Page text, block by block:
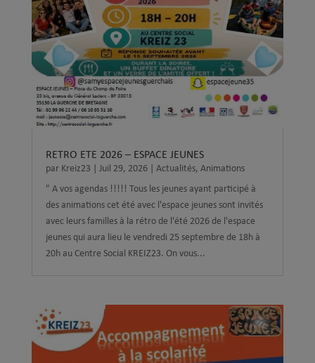
RETRO ETE 2026 – ESPACE JEUNES
par Kreiz23 Juil 29, 2026| Actualités, Animations
" A vos agendas !!!!! Tous les jeunes ayant participé à
des animations cet été avec l'espace jeunes sont invités
avec leurs familles à la rétro de l'été 2026 de l'espace
jeunes qui aura lieu le vendredi 25 septembre de 18h à
20h au Centre Social KREIZ23. On vous...